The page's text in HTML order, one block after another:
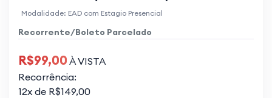
Modalidade: EAD com Estagio Presencial
Recorrente/Boleto Parcelado
R$99,00 À VISTA
Recorrência:
12x de R$149,00